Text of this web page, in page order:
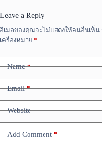
Leave a Reply
อีเมลของคุณจะไม่แสดงให้คนอื่นเห็น
เครื่องหมาย *
Name*
Email*
Website
Add Comment *